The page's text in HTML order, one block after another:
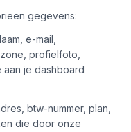
gegevens:
e-mail,
profielfoto,
je dashboard
btw-nummer, plan,
die door onze